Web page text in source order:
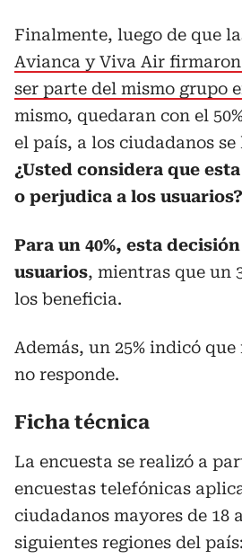
Finalmente, luego de que
Avianca y Viva Air
ser parte del mismo grupo
mismo, quedaran con el
el país, a los ciudadanos
¿Usted considera que
o perjudica a los usuarios?
Para un 40%, esta
usuarios, mientras que un
los beneficia.
Además, un 25% indicó que
no responde.
Ficha técnica
La encuesta se realizó a
encuestas telefónicas
ciudadanos mayores de 18
siguientes regiones del país: